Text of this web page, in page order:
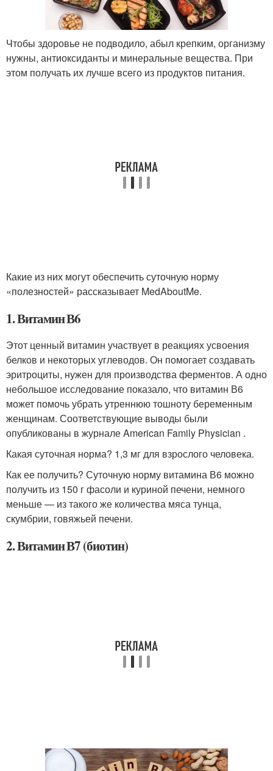
Чтобы здоровье не подводило, абыл крепким, организму
нужны, антиоксиданты и минеральные вещества. При
этом получать их лучше всего из продуктов питания.
Какие из них могут обеспечить суточную норму
«полезностей» рассказывает MedAboutMe.
1. Витамин В6
Этот ценный витамин участвует в реакциях усвоения
белков и некоторых углеводов. Он помогает создавать
эритроциты, нужен для производства ферментов. А одно
небольшое исследование показало, что витамин В6
может помочь убрать утреннюю тошноту беременным
женщинам. Соответствующие выводы были
опубликованы в журнале American Family Physician .
Какая суточная норма? 1,3 мг для взрослого человека.
Как ее получить? Суточную норму витамина В6 можно
получить из 150 г фасоли и куриной печени, немного
меньше — из такого же количества мяса тунца,
скумбрии, говяжьей печени.
2. Витамин В7 (биотин)